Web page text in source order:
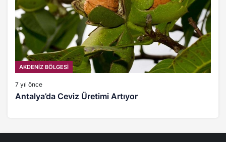
AKDENİZ BÖLGESİ
7 yıl önce
Antalya’da Ceviz Üretimi Artıyor